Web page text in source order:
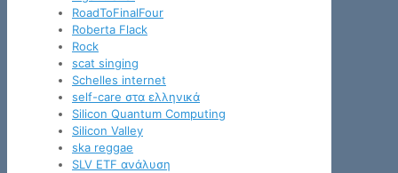
RoadToFinalFour
Roberta Flack
Rock
scat singing
Schelles internet
self-care στα ελληνικά
Silicon Quantum Computing
Silicon Valley
ska reggae
SLV ETF ανάλυση